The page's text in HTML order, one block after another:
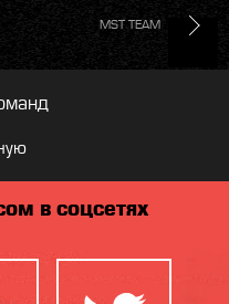
MST TEAM
в соцсетях